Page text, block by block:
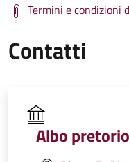
Termini e condizioni
Contatti
Albo